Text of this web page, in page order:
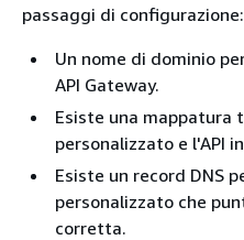
passaggi di configurazione:
Un nome di dominio
API Gateway.
Esiste una mappatura
personalizzato e l'API
Esiste un record DNS
personalizzato che
corretta.